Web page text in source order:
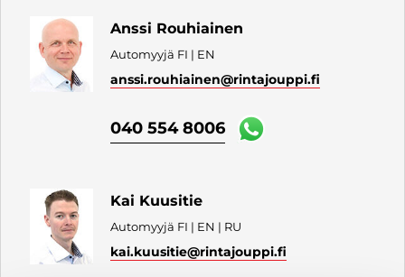
Anssi Rouhiainen
Automyyjä FI | EN
anssi.rouhiainen@rintajouppi.fi
040 554 8006
Kai Kuusitie
Automyyjä FI | EN | RU
kai.kuusitie@rintajouppi.fi